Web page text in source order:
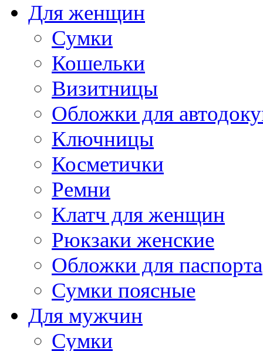
Для женщин
Сумки
Кошельки
Визитницы
Обложки для
Ключницы
Косметички
Ремни
Клатч для женщин
Рюкзаки женские
Обложки для паспорта
Сумки поясные
Для мужчин
Сумки